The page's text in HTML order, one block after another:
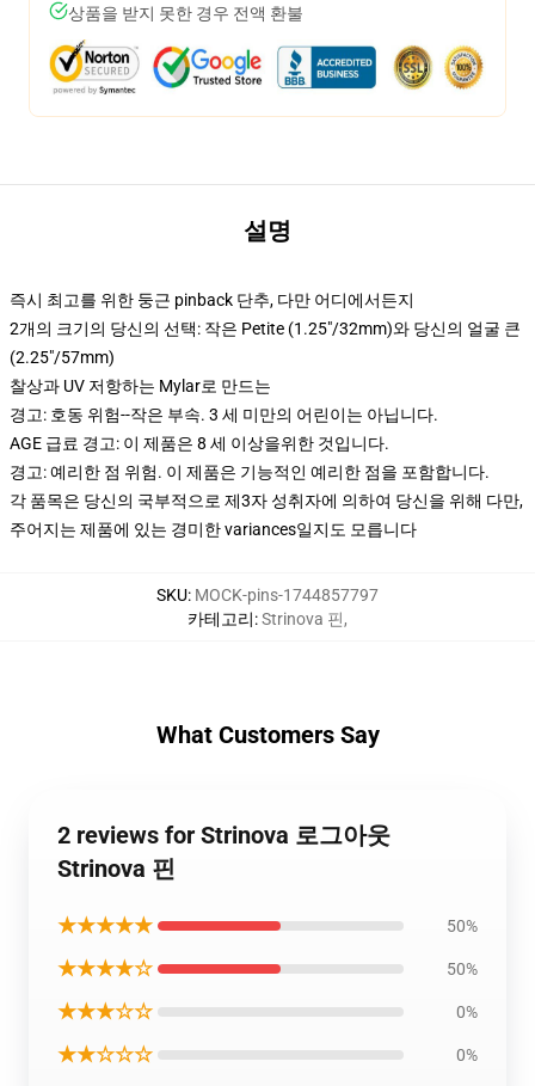
상품을 받지 못한 경우 전액 환불
설명
즉시 최고를 위한 둥근 pinback 단추, 다만 어디에서든지
2개의 크기의 당신의 선택: 작은 Petite (1.25"/32mm)와 당신의 얼굴 큰
(2.25"/57mm)
찰상과 UV 저항하는 Mylar로 만드는
경고: 호동 위험--작은 부속. 3 세 미만의 어린이는 아닙니다.
AGE 급료 경고: 이 제품은 8 세 이상을위한 것입니다.
경고: 예리한 점 위험. 이 제품은 기능적인 예리한 점을 포함합니다.
각 품목은 당신의 국부적으로 제3자 성취자에 의하여 당신을 위해 다만,
주어지는 제품에 있는 경미한 variances일지도 모릅니다
SKU: MOCK-pins-1744857797
카테고리:Strinova 핀,
What Customers Say
2 reviews for Strinova 로그아웃
Strinova 핀
★★★★★ 50%
★★★★☆ 50%
★★★☆☆ 0%
★★☆☆☆ 0%